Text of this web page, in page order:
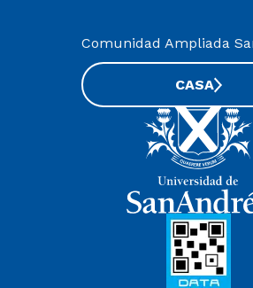
Comunidad Ampliada
CASA